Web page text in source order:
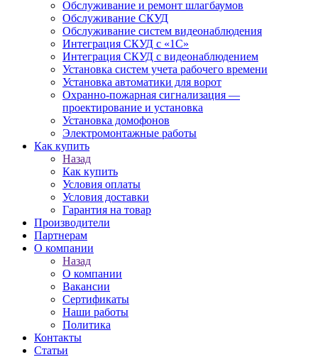
Обслуживание и ремонт шлагбаумов
Обслуживание СКУД
Обслуживание систем видеонаблюдения
Интеграция СКУД с «1С»
Интеграция СКУД с видеонаблюдением
Установка систем учета рабочего времени
Установка автоматики для ворот
Охранно-пожарная сигнализация —
проектирование и установка
Установка домофонов
Электромонтажные работы
Как купить
Назад
Как купить
Условия оплаты
Условия доставки
Гарантия на товар
Производители
Партнерам
О компании
Назад
О компании
Вакансии
Сертификаты
Наши работы
Политика
Контакты
Статьи